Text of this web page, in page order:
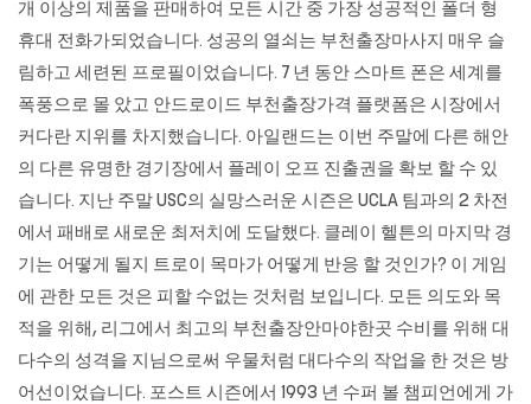
개 이상의 제품을 판매하여 모든 시간 중 가장 성공적인 폴더 형
휴대 전화가되었습니다. 성공의 열쇠는 부천출장마사지 매우 슬
림하고 세련된 프로필이었습니다. 7 년 동안 스마트 폰은 세계를
폭풍으로 몰 았고 안드로이드 부천출장가격 플랫폼은 시장에서
커다란 지위를 차지했습니다. 아일랜드는 이번 주말에 다른 해안
의 다른 유명한 경기장에서 플레이 오프 진출권을 확보 할 수 있
습니다. 지난 주말 USC의 실망스러운 시즌은 UCLA 팀과의 2 차전
에서 패배로 새로운 최저치에 도달했다. 클레이 헬튼의 마지막 경
기는 어떻게 될지 트로이 목마가 어떻게 반응 할 것인가? 이 게임
에 관한 모든 것은 피할 수없는 것처럼 보입니다. 모든 의도와 목
적을 위해, 리그에서 최고의 부천출장안마야한곳 수비를 위해 대
다수의 성격을 지님으로써 우물처럼 대다수의 작업을 한 것은 방
어선이었습니다. 포스트 시즌에서 1993 년 수퍼 볼 챔피언에게 가